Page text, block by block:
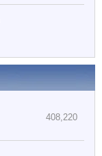
408,220